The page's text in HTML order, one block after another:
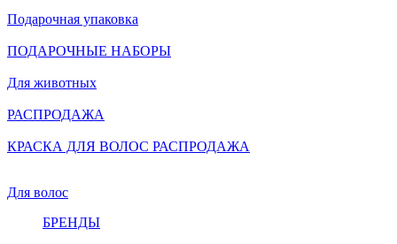
Подарочная упаковка
ПОДАРОЧНЫЕ НАБОРЫ
Для животных
РАСПРОДАЖА
КРАСКА ДЛЯ ВОЛОС РАСПРОДАЖА
Для волос
БРЕНДЫ